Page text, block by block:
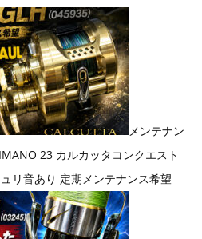
メンテナン
23 カルカッタコンクエスト
リ音あり 定期メンテナンス希望